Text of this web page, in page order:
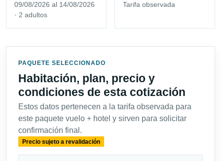
09/08/2026 al 14/08/2026
· 2 adultos
Tarifa observada
PAQUETE SELECCIONADO
Habitación, plan, precio y
condiciones de esta cotización
Estos datos pertenecen a la tarifa observada para
este paquete vuelo + hotel y sirven para solicitar
confirmación final.
Precio sujeto a revalidación